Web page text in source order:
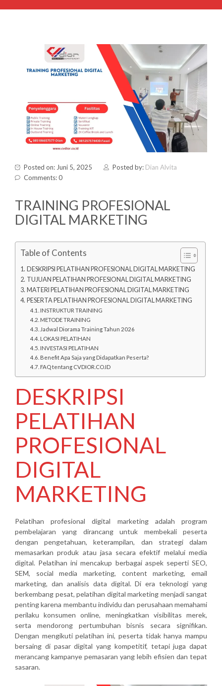
Posted on: Juni 5, 2025 Posted by: Dian Alvita
Comments: 0
TRAINING PROFESIONAL
DIGITAL MARKETING
Table of Contents
DESKRIPSI PELATIHAN PROFESIONAL DIGITAL MARKETING
TUJUAN PELATIHAN PROFESIONAL DIGITAL MARKETING
MATERI PELATIHAN PROFESIONAL DIGITAL MARKETING
PESERTA PELATIHAN PROFESIONAL DIGITAL MARKETING
INSTRUKTUR TRAINING
METODE TRAINING
Jadwal Diorama Training Tahun 2026
LOKASI PELATIHAN
INVESTASI PELATIHAN
Benefit Apa Saja yang Didapatkan Peserta?
FAQ tentang CVDIOR.CO.ID
DESKRIPSI
PELATIHAN
PROFESIONAL
DIGITAL
MARKETING
Pelatihan profesional digital marketing adalah program
pembelajaran yang dirancang untuk membekali peserta
dengan pengetahuan, keterampilan, dan strategi dalam
memasarkan produk atau jasa secara efektif melalui media
digital. Pelatihan ini mencakup berbagai aspek seperti SEO,
SEM, social media marketing, content marketing, email
marketing, dan analisis data digital. Di era teknologi yang
berkembang pesat, pelatihan digital marketing menjadi sangat
penting karena membantu individu dan perusahaan memahami
perilaku konsumen online, meningkatkan visibilitas merek,
serta mendorong pertumbuhan bisnis secara signifikan.
Dengan mengikuti pelatihan ini, peserta tidak hanya mampu
bersaing di pasar digital yang kompetitif, tetapi juga dapat
merancang kampanye pemasaran yang lebih efisien dan tepat
sasaran.